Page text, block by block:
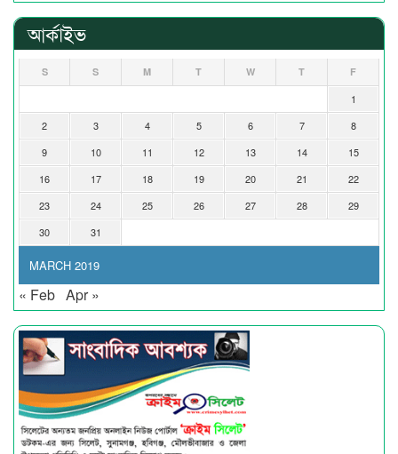
আর্কাইভ
MARCH 2019
S S M T W T F
1
2
3 4 5 6 7
8
9
10 11 12 13 14
15
16
17 18 19 20 21
22
23
24 25 26 27 28
29
30
31
« Feb Apr »